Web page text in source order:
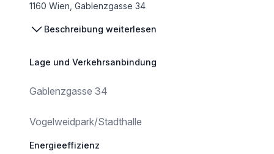
1160 Wien, Gablenzgasse 34
Eckdaten Wohnung Top 20:
- 27,55 m2 Wohnfläche + 1,06 m2 Einlagerungsraum
Derzeit wird das Stiegenhaus überarbeitet (spachteln, neu ausmalen - Wände hellgrau, Decken weiß, Wischsockel grün), neuer Anstrich Stiegenhausgeländer, Hängeleuchten mit
Fassadenanstrich:
Beschreibung weiterlesen
Lage und Verkehrsanbindung
Gablenzgasse 34
Vogelweidpark/Stadthalle
Energieeffizienz